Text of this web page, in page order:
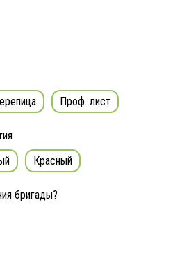
Проф. лист
Красный
бригады?